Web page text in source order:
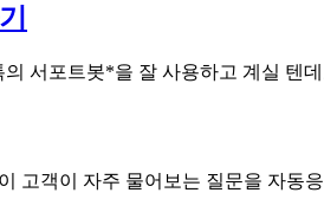
서포트봇*을 잘 사용하고 계실 텐
고객이 자주 물어보는 질문을 자동